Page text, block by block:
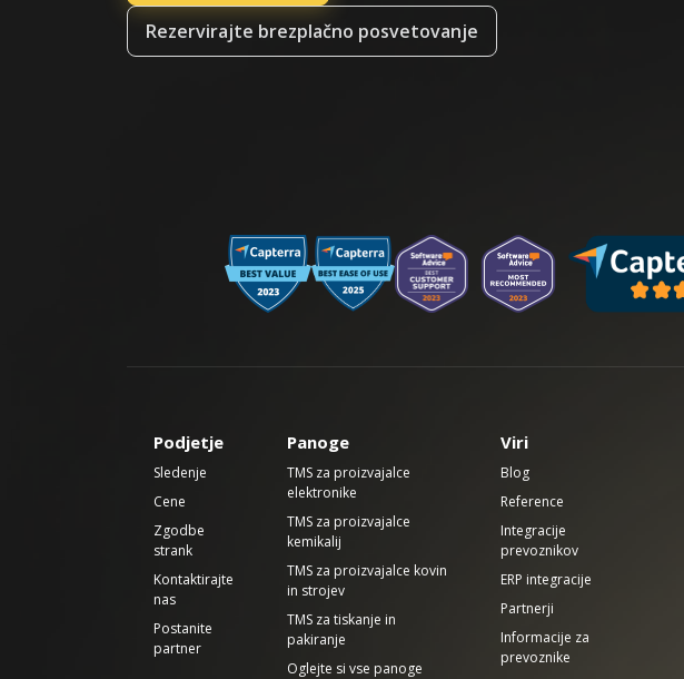
Rezervirajte brezplačno posvetovanje
Podjetje
Sledenje
Cene
Zgodbe
strank
Kontaktirajte
nas
Postanite
partner
Panoge
TMS za proizvajalce
elektronike
TMS za proizvajalce
kemikalij
TMS za proizvajalce kovin
in strojev
TMS za tiskanje in
pakiranje
Oglejte si vse panoge
Viri
Blog
Reference
Integracije
prevoznikov
ERP integracije
Partnerji
Informacije za
prevoznike